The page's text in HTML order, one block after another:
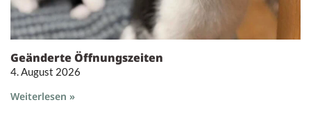
Geänderte Öffnungszeiten
4. August 2026
Weiterlesen »